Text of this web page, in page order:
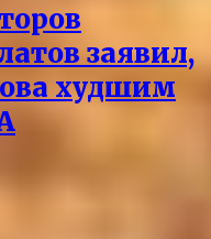
заявил,
худшим